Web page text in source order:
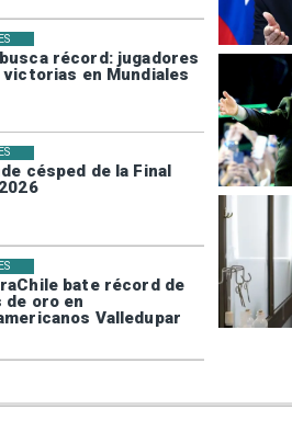
récord: jugadores
victorias en Mundiales
césped de la Final
bate récord de
de oro en
Valledupar